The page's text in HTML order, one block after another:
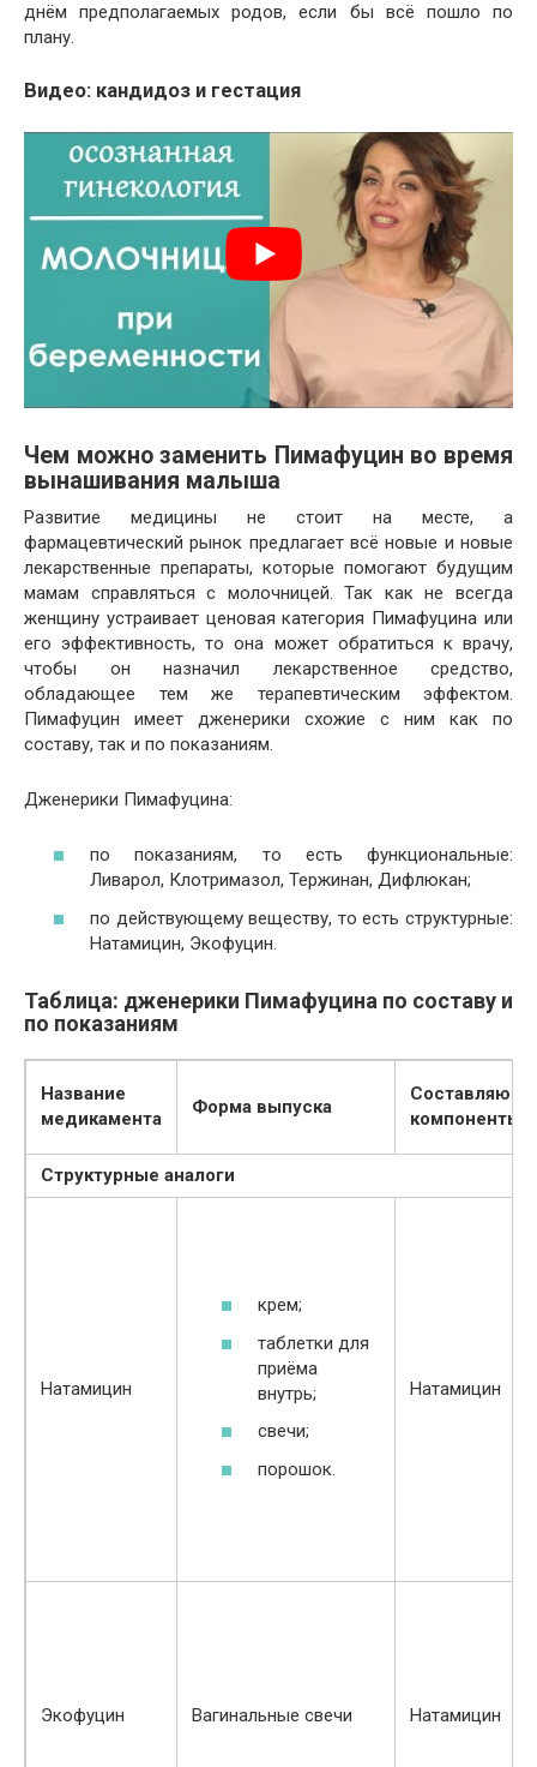
днём предполагаемых родов, если бы всё пошло по
плану.
Видео: кандидоз и гестация
Чем можно заменить Пимафуцин во время
вынашивания малыша
Развитие медицины не стоит на месте, а
фармацевтический рынок предлагает всё новые и новые
лекарственные препараты, которые помогают будущим
мамам справляться с молочницей. Так как не всегда
женщину устраивает ценовая категория Пимафуцина или
его эффективность, то она может обратиться к врачу,
чтобы он назначил лекарственное средство,
обладающее тем же терапевтическим эффектом.
Пимафуцин имеет дженерики схожие с ним как по
составу, так и по показаниям.
Дженерики Пимафуцина:
по показаниям, то есть функциональные:
Ливарол, Клотримазол, Тержинан, Дифлюкан;
по действующему веществу, то есть структурные:
Натамицин, Экофуцин.
Таблица: дженерики Пимафуцина по составу и
по показаниям
Название
медикамента
Форма выпуска
компоненты
Структурные аналоги
Натамицин
крем;
таблетки для
приёма
внутрь;
свечи;
порошок.
Натамицин
Экофуцин Вагинальные свечи Натамицин